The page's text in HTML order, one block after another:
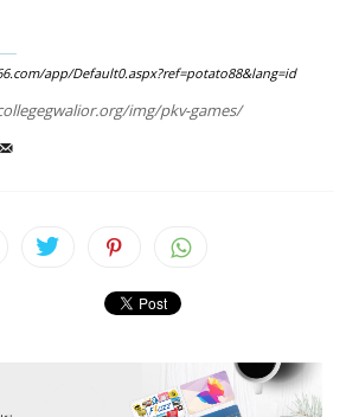
app/Default0.aspx?ref=potato88&lang=id
img/pkv-games/